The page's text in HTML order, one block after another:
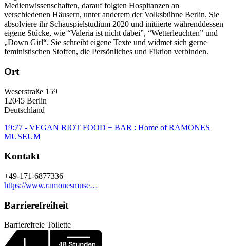
Medienwissenschaften, darauf folgten Hospitanzen an
verschiedenen Häusern, unter anderem der Volksbühne Berlin. Sie
absolviere ihr Schauspielstudium 2020 und initiierte währenddessen
eigene Stücke, wie “Valeria ist nicht dabei”, “Wetterleuchten” und
„Down Girl“. Sie schreibt eigene Texte und widmet sich gerne
feministischen Stoffen, die Persönliches und Fiktion verbinden.
Ort
Weserstraße 159
12045 Berlin
Deutschland
19:77 - VEGAN RIOT FOOD + BAR : Home of RAMONES
MUSEUM
Kontakt
+49-171-6877336
https://www.ramonesmuse…
Barrierefreiheit
Barrierefreie Toilette